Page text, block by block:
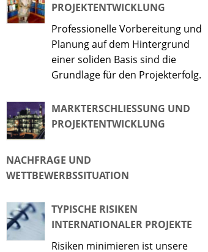
PROJEKTENTWICKLUNG
Professionelle Vorbereitung und
Planung auf dem Hintergrund
einer soliden Basis sind die
Grundlage für den Projekterfolg.
MARKTERSCHLIESSUNG UND P
ROJEKTENTWICKLUNG
NACHFRAGE UND
WETTBEWERBSSITUATION
TYPISCHE RISIKEN
INTERNATIONALER PROJEKTE
Risiken minimieren ist unsere